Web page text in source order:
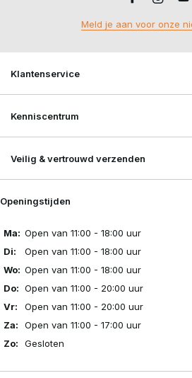
Meld je aan voor onze
Klantenservice
Kenniscentrum
Veilig & vertrouwd verzenden
Openingstijden
Ma: Open van 11:00 - 18:00 uur
Di:
Open van 11:00 - 18:00 uur
Wo: Open van 11:00 - 18:00 uur
Do: Open van 11:00 - 20:00 uur
Vr:
Open van 11:00 - 20:00 uur
Za:
Open van 11:00 - 17:00 uur
Zo:
Gesloten